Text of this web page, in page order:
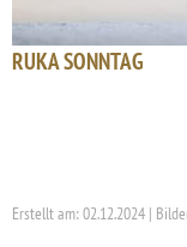
RUKA SONNTAG
Erstellt am: 02.12.2024 |